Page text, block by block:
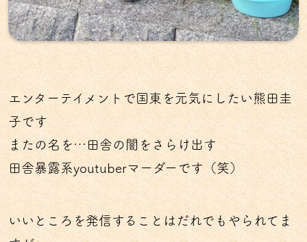
エンターテイメントで国東を元気にしたい熊田圭
子です
またの名を…田舎の闇をさらけ出す
田舎暴露系youtuberマーダーです（笑）
いいところを発信することはだれでもやられてま